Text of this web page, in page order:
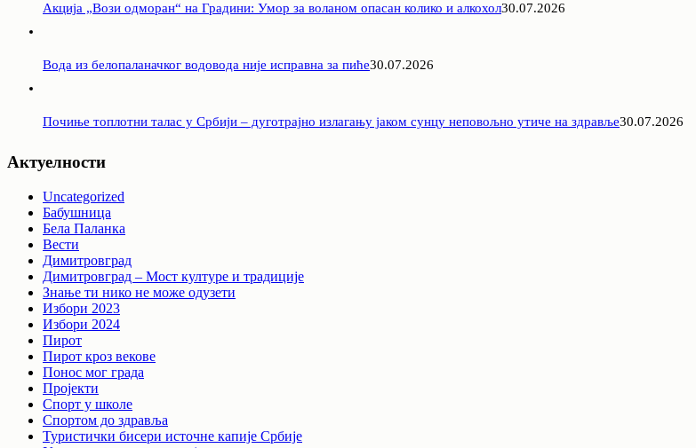
Акција „Вози одморан“ на Градини: Умор за воланом опасан колико и алкохол30.07.2026
Вода из белопаланачког водовода није исправна за пиће30.07.2026
Почиње топлотни талас у Србији – дуготрајно излагању јаком сунцу неповољно утиче на здравље30.07.2026
Актуелности
Uncategorized
Бабушница
Бела Паланка
Вести
Димитровград
Димитровград – Мост културе и традиције
Знање ти нико не може одузети
Избори 2023
Избори 2024
Пирот
Пирот кроз векове
Понос мог града
Пројекти
Спорт у школе
Спортом до здравља
Туристички бисери источне капије Србије